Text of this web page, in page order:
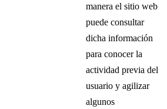
manera el sitio web
puede consultar
dicha información
para conocer la
actividad previa del
usuario y agilizar
algunos